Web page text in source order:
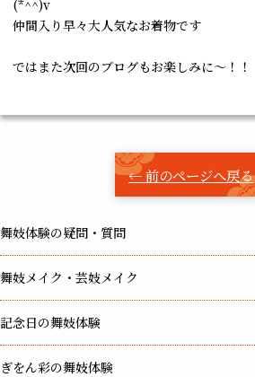
舞妓体験の疑問・質問
舞妓メイク・芸妓メイク
記念日の舞妓体験
ぎをん彩の舞妓体験
(*^^)v
仲間入り早々大人気なお着物です
ではまた次回のブログもお楽しみに～！！
← 前のページへ戻る